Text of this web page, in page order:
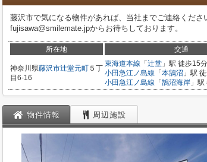
藤沢市で気になる物件があれば、当社までご連絡くださ
fujisawa@smilemate.jpからお待ちしております。
所在地 交通
神奈川県藤沢市辻堂元町 ５丁
目6-16
東海道本線 「 辻堂 」駅 徒歩15分
小田急江ノ島線 「 本鵠沼 」駅
小田急江ノ島線 「 鵠沼海岸 」
物件情報 周辺施設